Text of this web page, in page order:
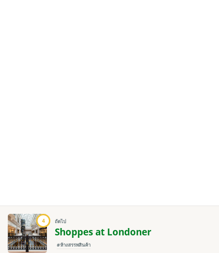
4 ถัดไป
Shoppes at Londoner
#ห้างสรรพสินค้า